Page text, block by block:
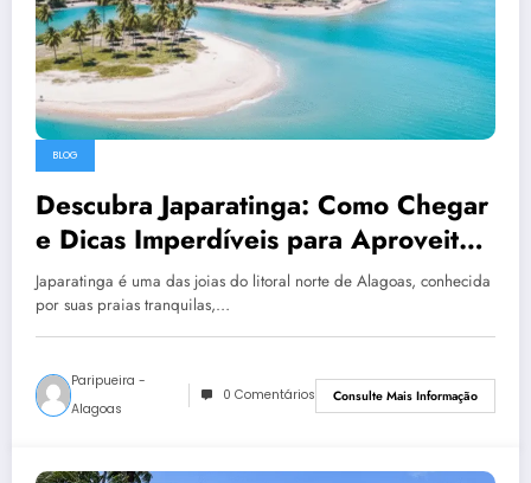
BLOG
Descubra Japaratinga: Como Chegar
e Dicas Imperdíveis para Aproveitar
ao Máximo
Japaratinga é uma das joias do litoral norte de Alagoas, conhecida
por suas praias tranquilas,…
Paripueira -
Alagoas
0 Comentários Consulte Mais Informação